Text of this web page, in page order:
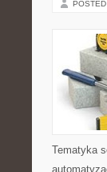
Tematyka